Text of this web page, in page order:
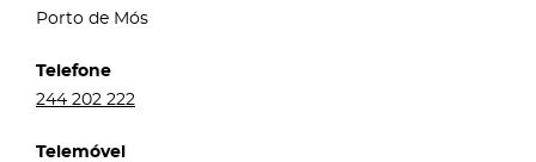
Porto de Mós
Telefone
244 202 222
Telemóvel